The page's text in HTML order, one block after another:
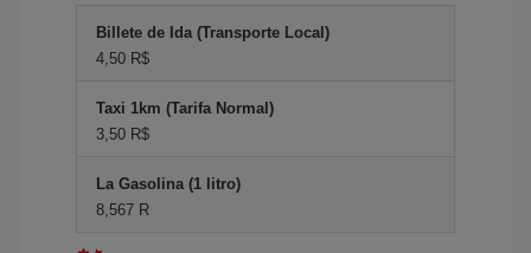
Billete de Ida (Transporte Local)
4,50 R$
Taxi 1km (Tarifa Normal)
3,50 R$
La Gasolina (1 litro)
8,567 R